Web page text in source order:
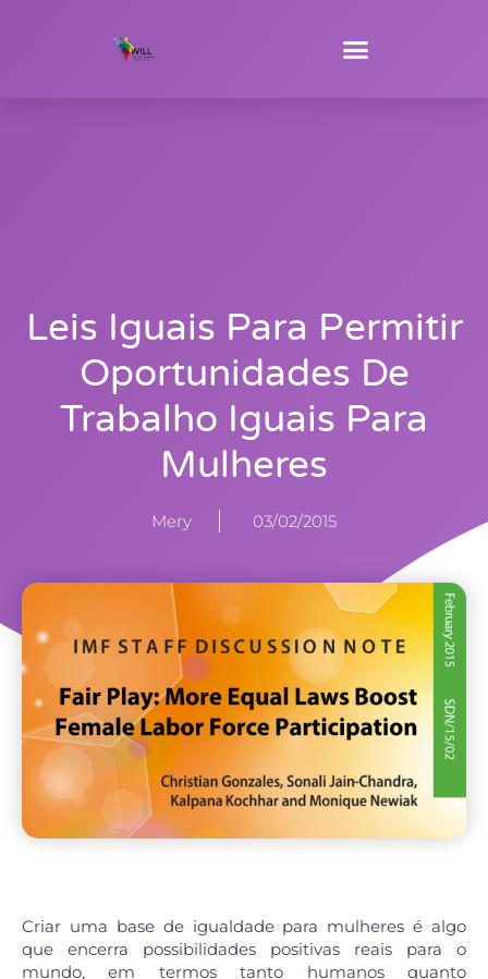
Leis Iguais Para Permitir
Oportunidades De
Trabalho Iguais Para
Mulheres
Mery 03/02/2015
Criar uma base de igualdade para mulheres é algo
que encerra possibilidades positivas reais para o
mundo, em termos tanto humanos quanto